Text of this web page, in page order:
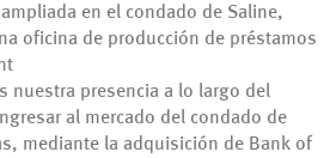
en el condado de Saline,
oficina de producción de préstamos
nuestra presencia a lo largo del
al mercado del condado de
mediante la adquisición de Bank of